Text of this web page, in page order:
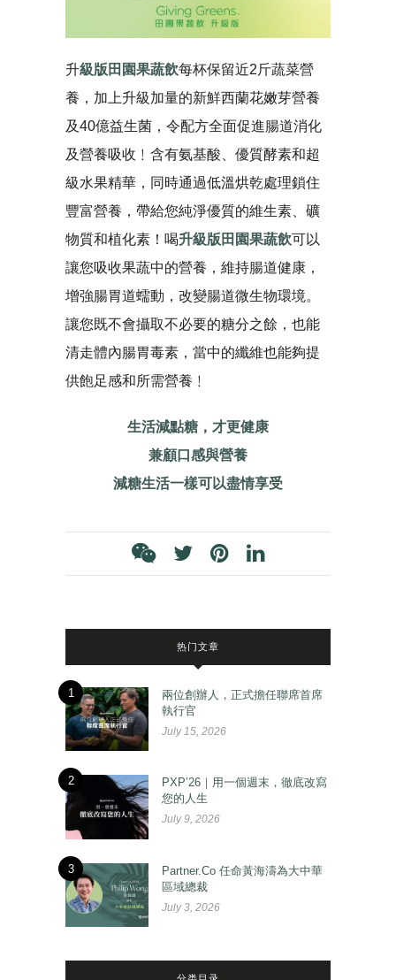
升級版田園果蔬飲每杯保留近2斤蔬菜營
養，加上升級加量的新鮮西蘭花嫩芽營養
及40億益生菌，令配方全面促進腸道消化
及營養吸收﹗含有氨基酸、優質酵素和超
級水果精華，同時通過低溫烘乾處理鎖住
豐富營養，帶給您純淨優質的維生素、礦
物質和植化素！喝升級版田園果蔬飲可以
讓您吸收果蔬中的營養，維持腸道健康，
增強腸胃道蠕動，改變腸道微生物環境。
讓您既不會攝取不必要的糖分之餘，也能
清走體內腸胃毒素，當中的纖維也能夠提
供飽足感和所需營養﹗
生活減點糖，才更健康
兼顧口感與營養
減糖生活一樣可以盡情享受
热门文章
1
兩位創辦人，正式擔任聯席首席
執行官
July 15, 2026
2
PXP’26｜用一個週末，徹底改寫
您的人生
July 9, 2026
3
Partner.Co 任命黃海濤為大中華
區域總裁
July 3, 2026